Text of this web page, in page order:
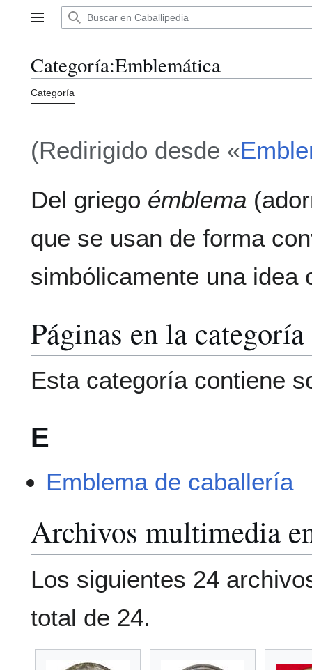
Menú principal
Categoría:Emblemática
Categoría
(Redirigido desde «
Del griego émblema
que se usan de forma
simbólicamente una idea
Páginas en la
Esta categoría contiene
E
Emblema de caballería
Archivos multimedia
Los siguientes 24
total de 24.